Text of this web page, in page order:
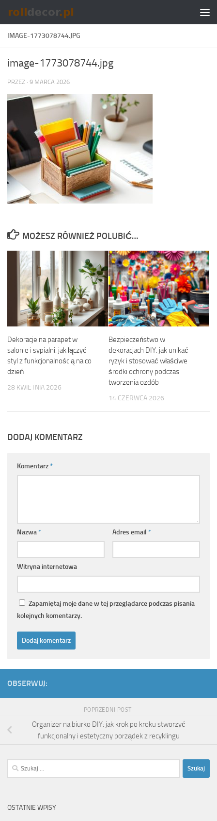
Skip to content
IMAGE-1773078744.JPG
image-1773078744.jpg
PRZEZ · 9 MARCA 2026
MOŻESZ RÓWNIEŻ POLUBIĆ…
Dekoracje na parapet w
salonie i sypialni: jak łączyć
styl z funkcjonalnością na co
dzień
28 KWIETNIA 2026
Bezpieczeństwo w
dekoracjach DIY: jak unikać
ryzyk i stosować właściwe
środki ochrony podczas
tworzenia ozdób
14 CZERWCA 2026
DODAJ KOMENTARZ
Komentarz*
Nazwa* Adres email *
Witryna internetowa
Zapamiętaj moje dane w tej przeglądarce podczas pisania
kolejnych komentarzy.
OBSERWUJ:
POPRZEDNI POST
Organizer na biurko DIY: jak krok po kroku stworzyć
funkcjonalny i estetyczny porządek z recyklingu
Szukaj:
OSTATNIE WPISY